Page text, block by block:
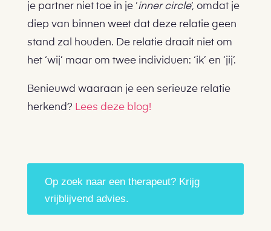
je partner niet toe in je ‘inner circle‘, omdat je
diep van binnen weet dat deze relatie geen
stand zal houden. De relatie draait niet om
het ‘wij’ maar om twee individuen: ‘ik’ en ‘jij’.
Benieuwd waaraan je een serieuze relatie
herkend? Lees deze blog!
Op zoek naar een therapeut? Krijg
vrijblijvend advies.